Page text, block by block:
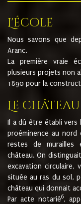
L'école
Nous savons que
Aranc.
La première vraie
plusieurs projets non
1890 pour la
Le château
Il a dû être établi vers
proéminence au nord
restes de murailles
château. On
excavation circulaire,
située au ras du sol,
château qui donnait
Par acte notarié6,